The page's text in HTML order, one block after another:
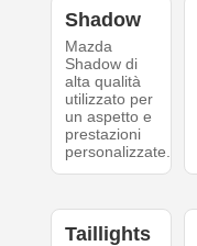
Shadow
Mazda
Shadow di
alta qualità
utilizzato per
un aspetto e
prestazioni
personalizzate.
Taillights